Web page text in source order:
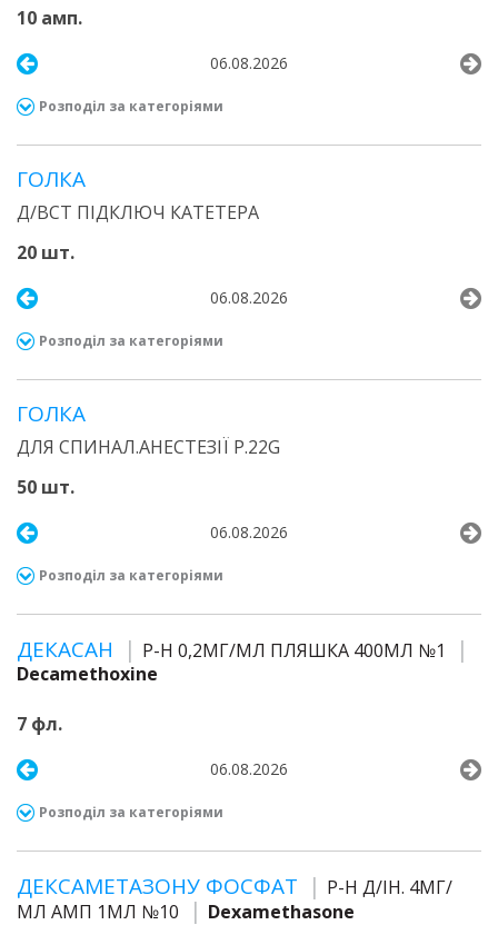
10 амп.
06.08.2026
Розподіл за категоріями
ГОЛКА
Д/ВСТ ПІДКЛЮЧ КАТЕТЕРА
20 шт.
06.08.2026
Розподіл за категоріями
ГОЛКА
ДЛЯ СПИНАЛ.АНЕСТЕЗІЇ Р.22G
50 шт.
06.08.2026
Розподіл за категоріями
ДЕКАСАН
Р-Н 0,2МГ/МЛ ПЛЯШКА 400МЛ №1
Decamethoxine
7 фл.
06.08.2026
Розподіл за категоріями
ДЕКСАМЕТАЗОНУ ФОСФАТ
Р-Н Д/ІН. 4МГ/
МЛ АМП 1МЛ №10
Dexamethasone